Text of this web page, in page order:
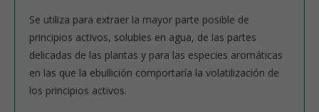
Se utiliza para extraer la mayor parte posible de
principios activos, solubles en agua, de las partes
delicadas de las plantas y para las especies aromáticas
en las que la ebullición comportaría la volatilización de
los principios activos.